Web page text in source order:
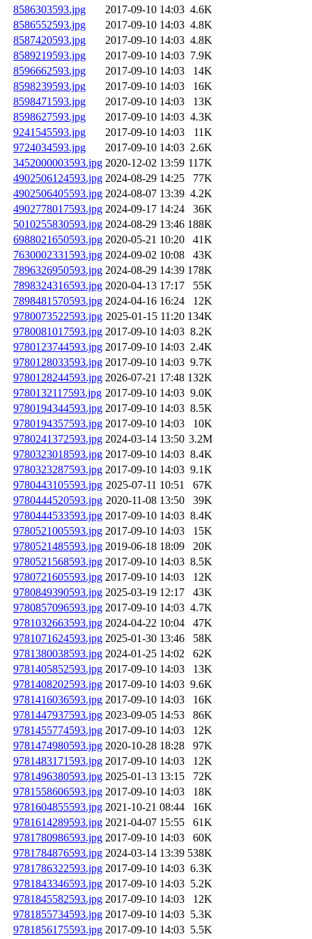
8586303593.jpg
2017-09-10 14:03 4.6K
8586552593.jpg
2017-09-10 14:03 4.8K
8587420593.jpg
2017-09-10 14:03 4.8K
8589219593.jpg
2017-09-10 14:03 7.9K
8596662593.jpg
2017-09-10 14:03
14K
8598239593.jpg
2017-09-10 14:03
16K
8598471593.jpg
2017-09-10 14:03
13K
8598627593.jpg
2017-09-10 14:03 4.3K
9241545593.jpg
2017-09-10 14:03
11K
9724034593.jpg
2017-09-10 14:03 2.6K
3452000003593.jpg 2020-12-02 13:59 117K
4902506124593.jpg 2024-08-29 14:25
77K
4902506405593.jpg 2024-08-07 13:39 4.2K
4902778017593.jpg 2024-09-17 14:24
36K
5010255830593.jpg 2024-08-29 13:46 188K
6988021650593.jpg 2020-05-21 10:20
41K
7630002331593.jpg 2024-09-02 10:08
43K
7896326950593.jpg 2024-08-29 14:39 178K
7898324316593.jpg 2020-04-13 17:17
55K
7898481570593.jpg 2024-04-16 16:24
12K
9780073522593.jpg 2025-01-15 11:20 134K
9780081017593.jpg 2017-09-10 14:03 8.2K
9780123744593.jpg 2017-09-10 14:03 2.4K
9780128033593.jpg 2017-09-10 14:03 9.7K
9780128244593.jpg 2026-07-21 17:48 132K
9780132117593.jpg 2017-09-10 14:03 9.0K
9780194344593.jpg 2017-09-10 14:03 8.5K
9780194357593.jpg 2017-09-10 14:03
10K
9780241372593.jpg 2024-03-14 13:50 3.2M
9780323018593.jpg 2017-09-10 14:03 8.4K
9780323287593.jpg 2017-09-10 14:03 9.1K
9780443105593.jpg 2025-07-11 10:51
67K
9780444520593.jpg 2020-11-08 13:50
39K
9780444533593.jpg 2017-09-10 14:03 8.4K
9780521005593.jpg 2017-09-10 14:03
15K
9780521485593.jpg 2019-06-18 18:09
20K
9780521568593.jpg 2017-09-10 14:03 8.5K
9780721605593.jpg 2017-09-10 14:03
12K
9780849390593.jpg 2025-03-19 12:17
43K
9780857096593.jpg 2017-09-10 14:03 4.7K
9781032663593.jpg 2024-04-22 10:04
47K
9781071624593.jpg 2025-01-30 13:46
58K
9781380038593.jpg 2024-01-25 14:02
62K
9781405852593.jpg 2017-09-10 14:03
13K
9781408202593.jpg 2017-09-10 14:03 9.6K
9781416036593.jpg 2017-09-10 14:03
16K
9781447937593.jpg 2023-09-05 14:53
86K
9781455774593.jpg 2017-09-10 14:03
12K
9781474980593.jpg 2020-10-28 18:28
97K
9781483171593.jpg 2017-09-10 14:03
12K
9781496380593.jpg 2025-01-13 13:15
72K
9781558606593.jpg 2017-09-10 14:03
18K
9781604855593.jpg 2021-10-21 08:44
16K
9781614289593.jpg 2021-04-07 15:55
61K
9781780986593.jpg 2017-09-10 14:03
60K
9781784876593.jpg 2024-03-14 13:39 538K
9781786322593.jpg 2017-09-10 14:03 6.3K
9781843346593.jpg 2017-09-10 14:03 5.2K
9781845582593.jpg 2017-09-10 14:03
12K
9781855734593.jpg 2017-09-10 14:03 5.3K
9781856175593.jpg 2017-09-10 14:03 5.5K